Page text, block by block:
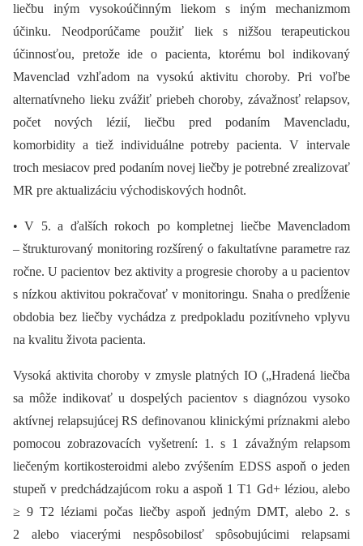
liečbu iným vysokoúčinným liekom s iným mechanizmom
účinku. Neodporúčame použiť liek s nižšou terapeutickou
účinnosťou, pretože ide o pacienta, ktorému bol indikovaný
Mavenclad vzhľadom na vysokú aktivitu choroby. Pri voľbe
alternatívneho lieku zvážiť priebeh choroby, závažnosť relapsov,
počet nových lézií, liečbu pred podaním Mavencladu,
komorbidity a tiež individuálne potreby pacienta. V intervale
troch mesiacov pred podaním novej liečby je potrebné zrealizovať
MR pre aktualizáciu východiskových hodnôt.
• V 5. a ďalších rokoch po kompletnej liečbe Mavencladom
–⁠ štrukturovaný monitoring rozšírený o fakultatívne parametre raz
ročne. U pacientov bez aktivity a progresie choroby a u pacientov
s nízkou aktivitou pokračovať v monitoringu. Snaha o predĺženie
obdobia bez liečby vychádza z predpokladu pozitívneho vplyvu
na kvalitu života pacienta.
Vysoká aktivita choroby v zmysle platných IO („Hradená liečba
sa môže indikovať u dospelých pacientov s dia­gnózou vysoko
aktívnej relapsujúcej RS definovanou klinickými príznakmi alebo
pomocou zobrazovacích vyšetrení: 1. s 1 závažným relapsom
liečeným kortikosteroidmi alebo zvýšením EDSS aspoň o jeden
stupeň v predchádzajúcom roku a aspoň 1 T1 Gd+ léziou, alebo
≥ 9 T2 léziami počas liečby aspoň jedným DMT, alebo 2. s
2 alebo viacerými nespôsobilosť spôsobujúcimi relapsami